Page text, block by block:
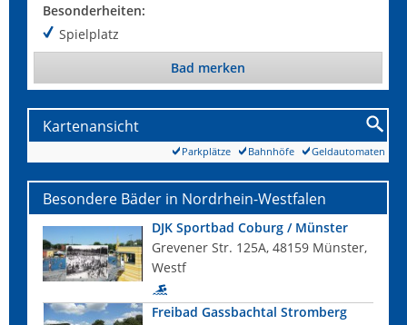
Besonderheiten:
Spielplatz
Bad merken
Kartenansicht
Geldautomaten
Bahnhöfe
Parkplätze
Besondere Bäder in Nordrhein-Westfalen
DJK Sportbad Coburg / Münster
Grevener Str. 125A, 48159 Münster,
Westf
Freibad Gassbachtal Stromberg